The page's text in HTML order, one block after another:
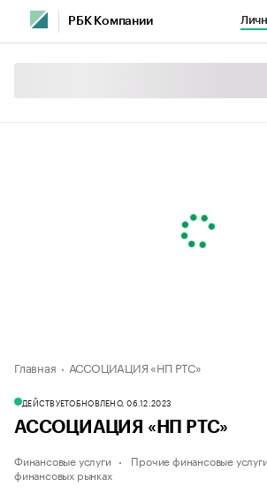
РБК Компании
Главная АССОЦИАЦИЯ «НП РТС»
ДЕЙСТВУЕТОБНОВЛЕНО, 06.12.2023
АССОЦИАЦИЯ «НП РТС»
Финансовые услуги Прочие финансовые
финансовых рынках